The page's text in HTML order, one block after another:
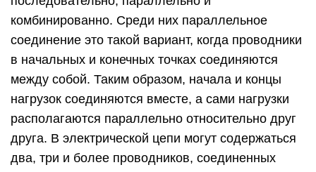
комбинированно. Среди них параллельное
соединение это такой вариант, когда проводники
в начальных и конечных точках соединяются
между собой. Таким образом, начала и концы
нагрузок соединяются вместе, а сами нагрузки
располагаются параллельно относительно друг
друга. В электрической цепи могут содержаться
два, три и более проводников, соединенных